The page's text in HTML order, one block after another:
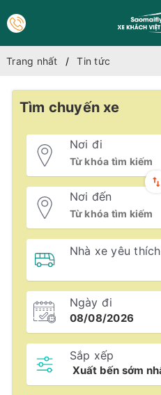
Trang nhất Tin tức
Tìm chuyến xe
Nơi đi
Nơi đến
Nhà xe yêu thích
Ngày đi
Sắp xếp